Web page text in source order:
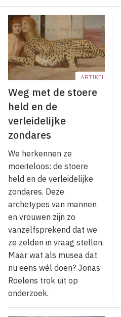
ARTIKEL
Weg met de stoere
held en de
verleidelijke
zondares
We herkennen ze
moeiteloos: de stoere
held en de verleidelijke
zondares. Deze
archetypes van mannen
en vrouwen zijn zo
vanzelfsprekend dat we
ze zelden in vraag stellen.
Maar wat als musea dat
nu eens wél doen? Jonas
Roelens trok uit op
onderzoek.